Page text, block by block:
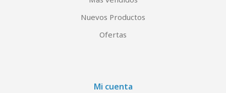
Nuevos Productos
Ofertas
Mi cuenta